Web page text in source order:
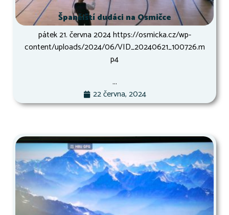
Španělští dudáci na Osmičce
pátek 21. června 2024 https://osmicka.cz/wp-
content/uploads/2024/06/VID_20240621_100726.m
p4
...
22 června, 2024